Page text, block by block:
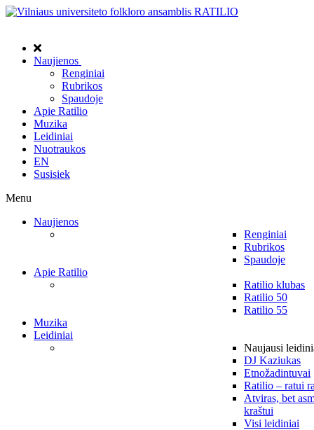
Naujienos
Renginiai
Rubrikos
Spaudoje
Apie Ratilio
Muzika
Leidiniai
Nuotraukos
EN
Susisiek
Menu
Naujienos
Renginiai
Rubrikos
Spaudoje
Apie Ratilio
Ratilio klubas
Ratilio 50
Ratilio 55
Muzika
Leidiniai
Naujausi
DJ Kaziukas
Etnožadintuvai
Ratilio – ratui
Atviras, bet
kraštui
Visi leidiniai